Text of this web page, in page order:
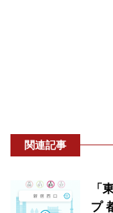
関連記事
「
プ